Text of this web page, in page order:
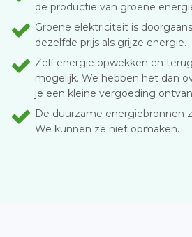
de productie van groene
Groene elektriciteit is
dezelfde prijs als grijze energie.
Zelf energie opwekken en
mogelijk. We hebben het dan
je een kleine vergoeding
De duurzame energiebronnen
We kunnen ze niet opmaken.